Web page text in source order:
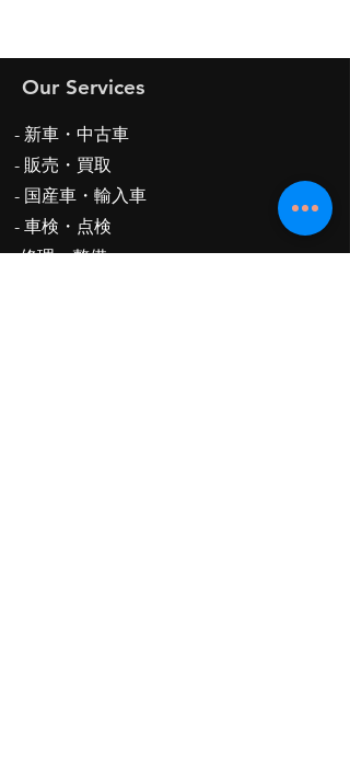
Our Services
- 新車・中古車
- 販売・買取
- 国産車・輸入車
- 車検・点検
-修理・整備